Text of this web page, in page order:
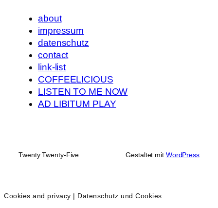
about
impressum
datenschutz
contact
link-list
COFFEELICIOUS
LISTEN TO ME NOW
AD LIBITUM PLAY
Twenty Twenty-Five Gestaltet mit WordPress
Cookies and privacy | Datenschutz und Cookies